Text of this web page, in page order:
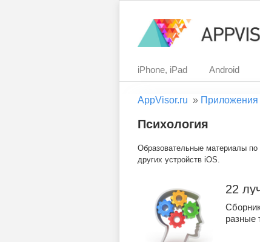
iPhone, iPad Android
AppVisor.ru » Приложения
Психология
Образовательные материалы по
других устройств iOS.
22
разные